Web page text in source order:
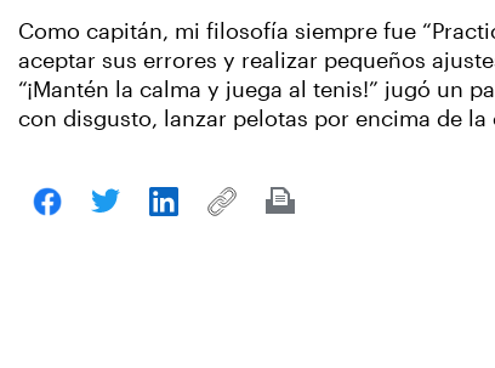
Como capitán, mi filosofía siempre fue
aceptar sus errores y realizar pequeños
“¡Mantén la calma y juega al tenis!” jugó un
con disgusto, lanzar pelotas por encima de la